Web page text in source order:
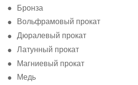
Бронза
Вольфрамовый прокат
Дюралевый прокат
Латунный прокат
Магниевый прокат
Медь